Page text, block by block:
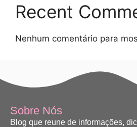
Recent
Nenhum comentário para
Sobre Nós
Blog que reune de informações,